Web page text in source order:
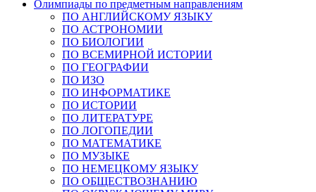
Олимпиады по предметным направлениям
ПО АНГЛИЙСКОМУ ЯЗЫКУ
ПО АСТРОНОМИИ
ПО БИОЛОГИИ
ПО ВСЕМИРНОЙ ИСТОРИИ
ПО ГЕОГРАФИИ
ПО ИЗО
ПО ИНФОРМАТИКЕ
ПО ИСТОРИИ
ПО ЛИТЕРАТУРЕ
ПО ЛОГОПЕДИИ
ПО МАТЕМАТИКЕ
ПО МУЗЫКЕ
ПО НЕМЕЦКОМУ ЯЗЫКУ
ПО ОБЩЕСТВОЗНАНИЮ